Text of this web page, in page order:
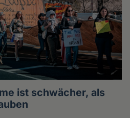
ist schwächer, als